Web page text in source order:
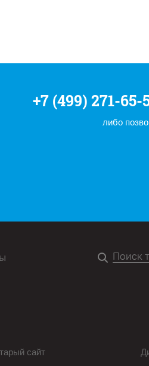
+7 (499) 271-65-
либо
сайт